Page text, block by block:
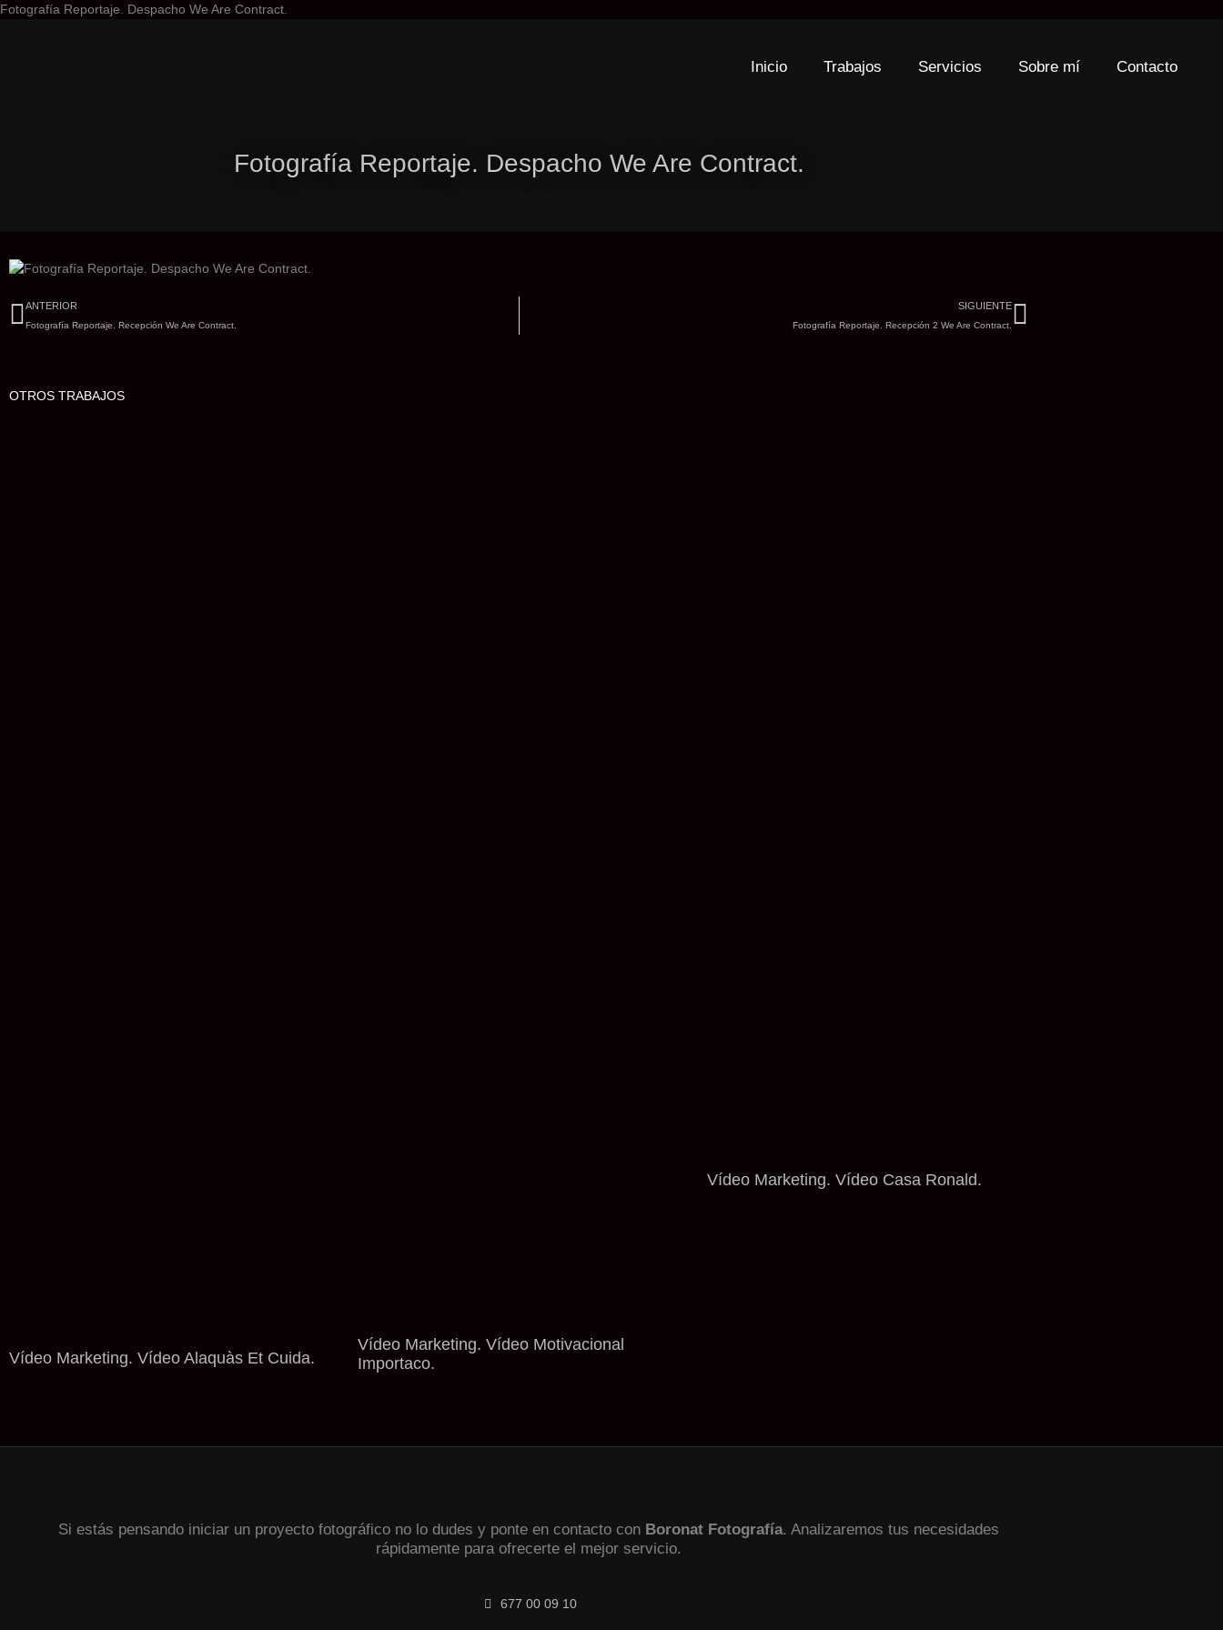
Fotografía Reportaje. Despacho We Are Contract.
Inicio Trabajos Servicios Sobre mí Contacto
Fotografía Reportaje. Despacho We Are Contract.
Ant
ANTERIOR
Fotografía Reportaje. Recepción We Are Contract.
SIGUIENTE
Fotografía Reportaje. Recepción 2 We Are Contract.
Siguiente
OTROS TRABAJOS
Vídeo Marketing. Vídeo Alaquàs Et Cuida.
Vídeo Marketing. Vídeo Motivacional
Importaco.
Vídeo Marketing. Vídeo Casa Ronald.
Si estás pensando iniciar un proyecto fotográfico no lo dudes y ponte en contacto con Boronat Fotografía. Analizaremos tus necesidades
rápidamente para ofrecerte el mejor servicio.
677 00 09 10